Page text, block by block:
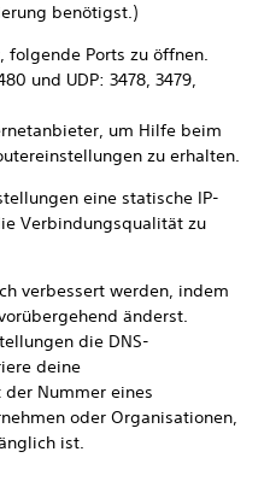
benötigst.)
folgende Ports zu öffnen.
und UDP: 3478, 3479,
um Hilfe beim
zu erhalten.
eine statische IP-
Verbindungsqualität zu
verbessert werden, indem
änderst.
die DNS-
deine
Nummer eines
oder Organisationen,
ist.